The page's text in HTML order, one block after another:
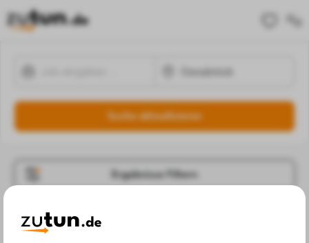
Suche aktualisieren
Ergebnisse Filtern
Jobangebote